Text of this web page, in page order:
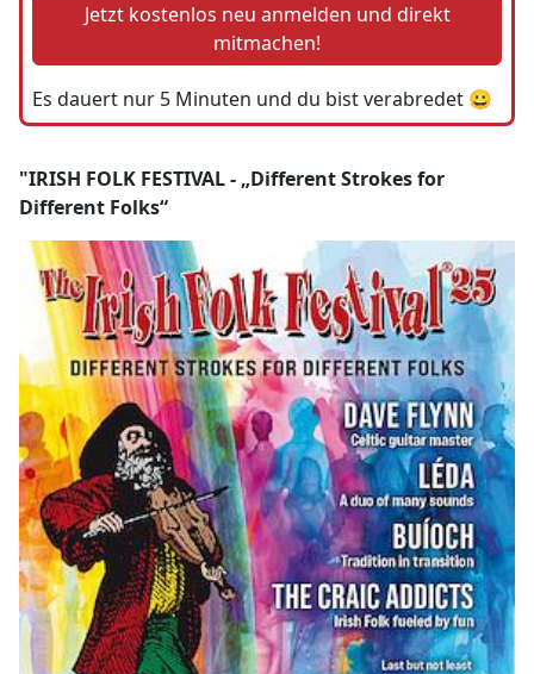
Jetzt kostenlos neu anmelden und direkt
mitmachen!
Es dauert nur 5 Minuten und du bist verabredet 😀
"IRISH FOLK FESTIVAL - „Different Strokes for
Different Folks“